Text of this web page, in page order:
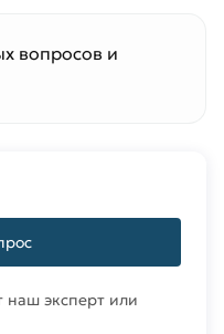
вопросов и
наш эксперт или